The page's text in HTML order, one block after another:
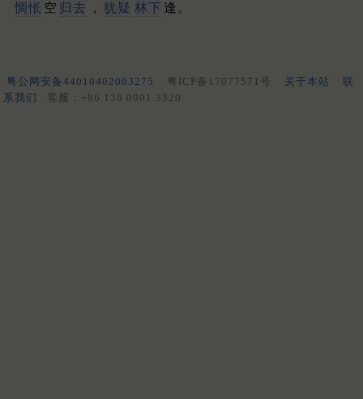
惆怅 空 归去 ， 犹疑 林下 逢。
粤公网安备44010402003275 粤ICP备17077571号 关于本站
联
系我们
客服：+86 136 0901 3320